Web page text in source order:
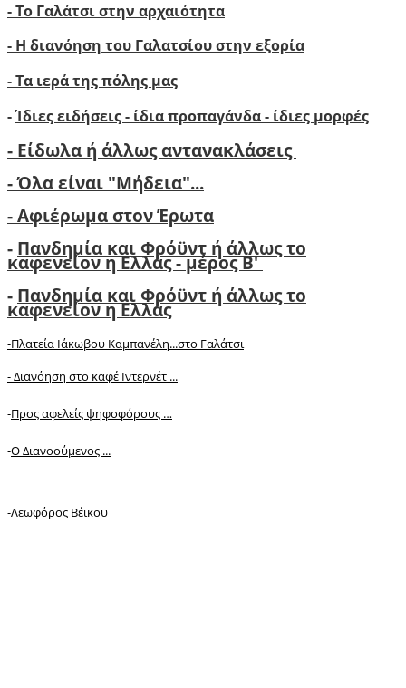
- Το Γαλάτσι στην αρχαιότητα
- Η διανόηση του Γαλατσίου στην εξορία
- Τα ιερά της πόλης μας
-Ίδιες ειδήσεις - ίδια προπαγάνδα - ίδιες μορφές
- Είδωλα ή άλλως αντανακλάσεις
- Όλα είναι "Μήδεια"...
- Αφιέρωμα στον Έρωτα
- Πανδημία και Φρόϋντ ή άλλως το
καφενείον η Ελλάς - μέρος Β'
- Πανδημία και Φρόϋντ ή άλλως το
καφενείον η Ελλάς
-Πλατεία Ιάκωβου Καμπανέλη...στο Γαλάτσι
-Διανόηση στο καφέ Ιντερνέτ ...
-Προς αφελείς ψηφοφόρους …
-Ο Διανοούμενος ...
-Λεωφόρος Βέϊκου